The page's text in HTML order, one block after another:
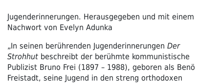
Jugenderinnerungen. Herausgegeben und mit einem
Nachwort von Evelyn Adunka
„In seinen berührenden Jugenderinnerungen Der
Strohhut beschreibt der berühmte kommunistische
Publizist Bruno Frei (1897 – 1988), geboren als Benö
Freistadt, seine Jugend in den streng orthodoxen